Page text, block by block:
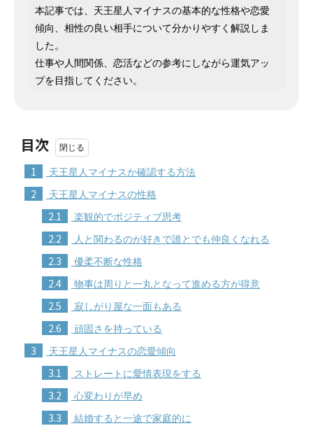
本記事では、天王星人マイナスの基本的な性格や恋愛
傾向、相性の良い相手について分かりやすく解説しま
した。
仕事や人間関係、恋活などの参考にしながら運気アッ
プを目指してください。
目次
1 天王星人マイナスか確認する方法
2 天王星人マイナスの性格
2.1 楽観的でポジティブ思考
2.2 人と関わるのが好きで誰とでも仲良くなれる
2.3 優柔不断な性格
2.4 物事は周りと一丸となって進める方が得意
2.5 寂しがり屋な一面もある
2.6 頑固さを持っている
3 天王星人マイナスの恋愛傾向
3.1 ストレートに愛情表現をする
3.2 心変わりが早め
3.3 結婚すると一途で家庭的に